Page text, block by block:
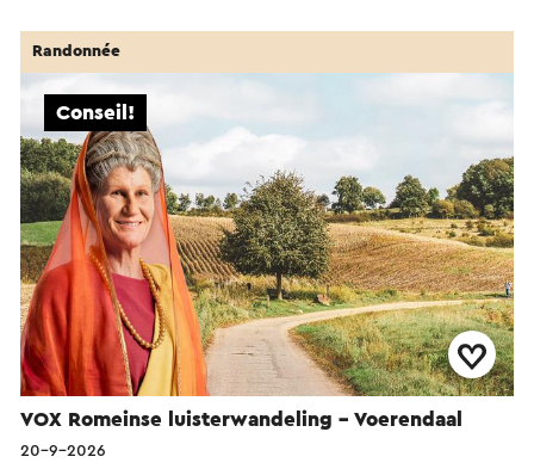
VOX Romeinse luisterwandeling - Voerendaal
Conseil!
Randonnée
20-9-2026